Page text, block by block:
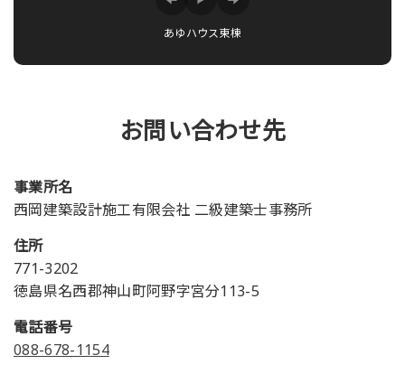
あゆハウス東棟
Ｘ邸
Z邸
Z邸床
Z邸天井
キッチンカー
お問い合わせ先
事業所名
西岡建築設計施工有限会社 二級建築士事務所
住所
771-3202
徳島県名西郡神山町阿野字宮分113-5
電話番号
088-678-1154